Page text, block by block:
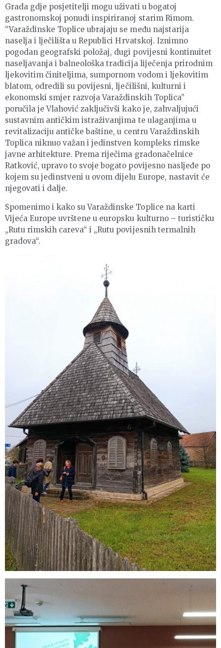
Grada gdje posjetitelji mogu uživati u bogatoj
gastronomskoj ponudi inspiriranoj starim Rimom.
“Varaždinske Toplice ubrajaju se među najstarija
naselja i lječilišta u Republici Hrvatskoj. Iznimno
pogodan geografski položaj, dugi povijesni kontinuitet
naseljavanja i balneološka tradicija liječenja prirodnim
ljekovitim činiteljima, sumpornom vodom i ljekovitim
blatom, odredili su povijesni, lječilišni, kulturni i
ekonomski smjer razvoja Varaždinskih Toplica”
poručila je Vlahović zaključivši kako je, zahvaljujući
sustavnim antičkim istraživanjima te ulaganjima u
revitalizaciju antičke baštine, u centru Varaždinskih
Toplica niknuo važan i jedinstven kompleks rimske
javne arhitekture. Prema riječima gradonačelnice
Ratković, upravo to svoje bogato povijesno nasljeđe po
kojem su jedinstveni u ovom dijelu Europe, nastavit će
njegovati i dalje.
Spomenimo i kako su Varaždinske Toplice na karti
Vijeća Europe uvrštene u europsku kulturno – turističku
„Rutu rimskih careva“ i „Rutu povijesnih termalnih
gradova“.